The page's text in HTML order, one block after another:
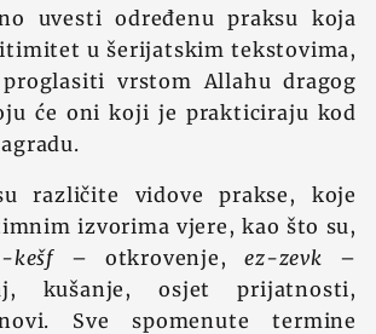
uvesti određenu praksu koja
u šerijatskim tekstovima,
vrstom Allahu dragog
će oni koji je prakticiraju kod
različite vidove prakse, koje
izvorima vjere, kao što su,
kešf– otkrovenje,ez-zevk –
kušanje, osjet prijatnosti,
Sve spomenute termine